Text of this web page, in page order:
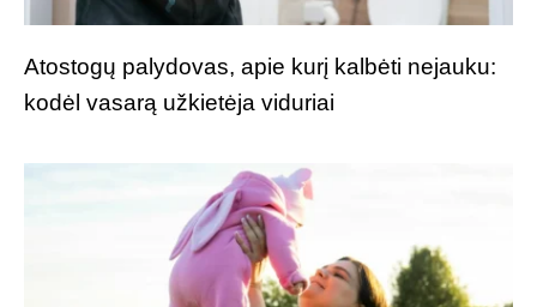
Atostogų palydovas, apie kurį kalbėti nejauku:
kodėl vasarą užkietėja viduriai